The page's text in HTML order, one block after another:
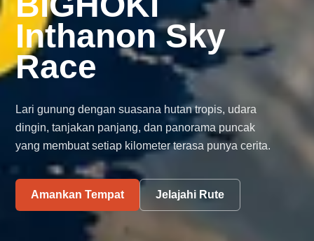
Inthanon Sky
Race
Lari gunung dengan suasana hutan tropis, udara
dingin, tanjakan panjang, dan panorama puncak
yang membuat setiap kilometer terasa punya cerita.
Amankan Tempat Jelajahi Rute